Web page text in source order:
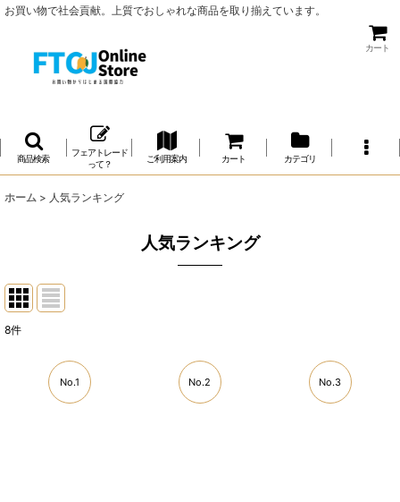
お買い物で社会貢献。上質でおしゃれな商品を取り揃えています。
カート
商品検索
フェアトレード
って？
ご利用案内 カート カテゴリ
ホーム > 人気ランキング
人気ランキング
8件
No.1 No.2 No.3